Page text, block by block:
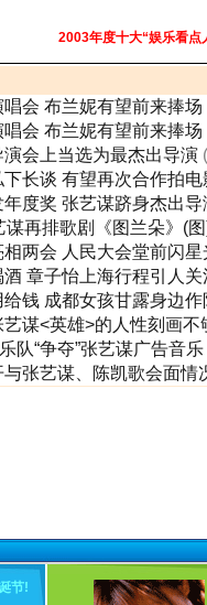
2003年度十大“娱乐看点
会 布兰妮有望前来捧场
会 布兰妮有望前来捧场
会上当选为最杰出导演
长谈 有望再次合作拍电
度奖 张艺谋跻身杰出导
谋再排歌剧《图兰朵》(
两会 人民大会堂前闪星
章子怡上海行程引人关
钱 成都女孩甘露身边作
谋<英雄>的人性刻画不
队“争夺”张艺谋广告音乐
张艺谋、陈凯歌会面情
节!